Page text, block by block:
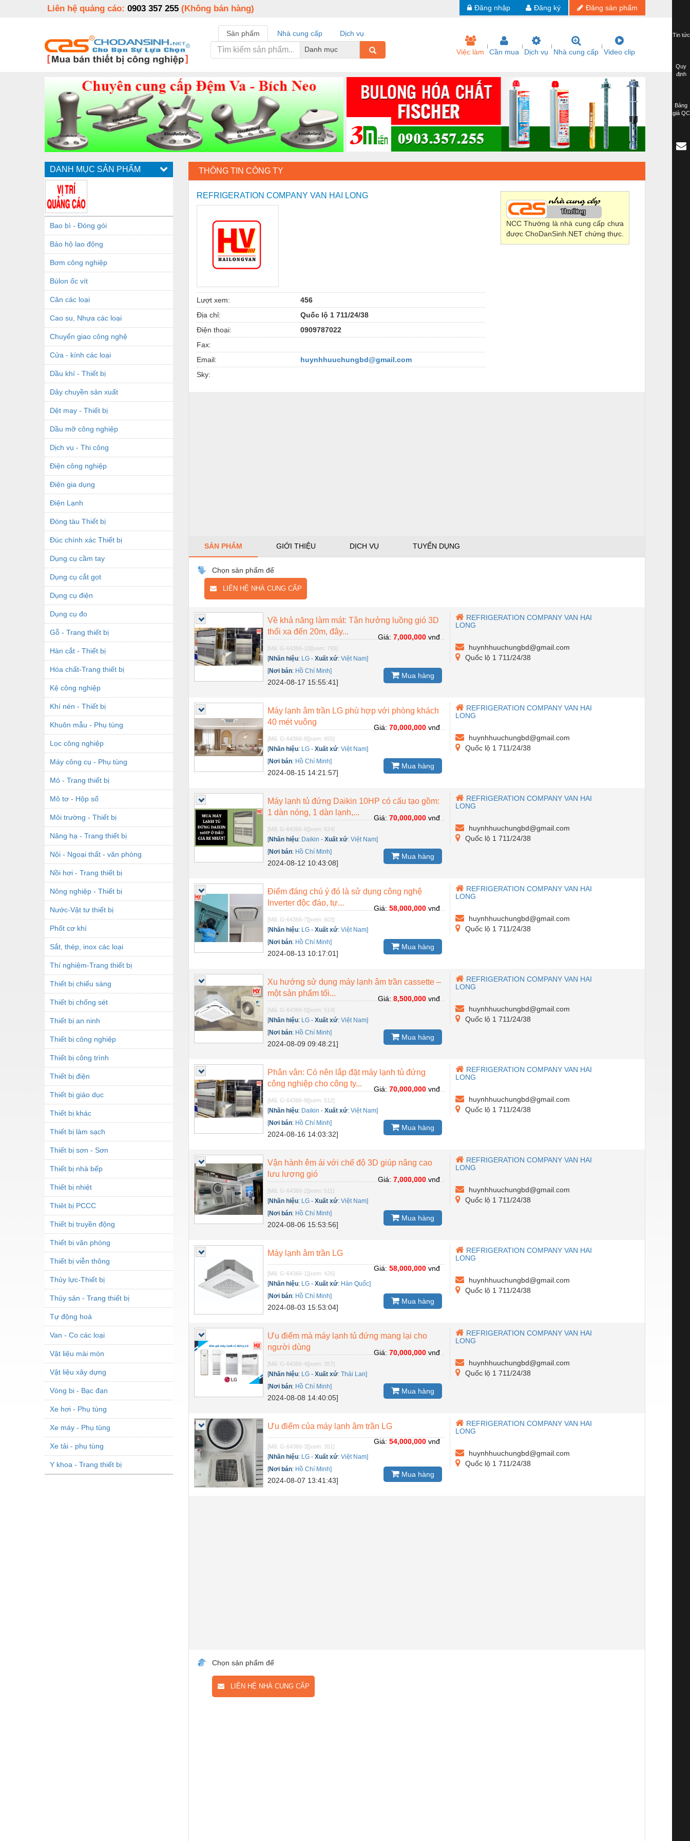
Liên hệ quảng cáo: 0903 357 255 (Không bán hàng) Đăng sản phẩm
Đăng ký
Đăng nhập
Sản phẩm Nhà cung cấp
Dịch vụ
Danh mục
Việc làm Cần mua Dịch vụ Nhà cung cấp Video clip
DANH MỤC SẢN PHẨM
Bao bì - Đóng gói
Bảo hộ lao động
Bơm công nghiệp
Bùlon ốc vít
Cân các loại
Cao su, Nhựa các loại
Chuyển giao công nghệ
Cửa - kính các loại
Dầu khí - Thiết bị
Dây chuyền sản xuất
Dệt may - Thiết bị
Dầu mỡ công nghiệp
Dịch vụ - Thi công
Điện công nghiệp
Điện gia dụng
Điện Lạnh
Đóng tàu Thiết bị
Đúc chính xác Thiết bị
Dụng cụ cầm tay
Dụng cụ cắt gọt
Dụng cụ điện
Dụng cụ đo
Gỗ - Trang thiết bị
Hàn cắt - Thiết bị
Hóa chất-Trang thiết bị
Kệ công nghiệp
Khí nén - Thiết bị
Khuôn mẫu - Phụ tùng
Lọc công nghiệp
Máy công cụ - Phụ tùng
Mỏ - Trang thiết bị
Mô tơ - Hộp số
Môi trường - Thiết bị
Nâng hạ - Trang thiết bị
Nội - Ngoại thất - văn phòng
Nồi hơi - Trang thiết bị
Nông nghiệp - Thiết bị
Nước-Vật tư thiết bị
Phốt cơ khí
Sắt, thép, inox các loại
Thí nghiệm-Trang thiết bị
Thiết bị chiếu sáng
Thiết bị chống sét
Thiết bị an ninh
Thiết bị công nghiệp
Thiết bị công trình
Thiết bị điện
Thiết bị giáo dục
Thiết bị khác
Thiết bị làm sạch
Thiết bị sơn - Sơn
Thiết bị nhà bếp
Thiết bị nhiệt
Thiêt bị PCCC
Thiết bị truyền động
Thiết bị văn phòng
Thiết bị viễn thông
Thủy lực-Thiết bị
Thủy sản - Trang thiết bị
Tự động hoá
Van - Co các loại
Vật liệu mài mòn
Vật liệu xây dựng
Vòng bi - Bạc đạn
Xe hơi - Phụ tùng
Xe máy - Phụ tùng
Xe tải - phụ tùng
Y khoa - Trang thiết bị
THÔNG TIN CÔNG TY
REFRIGERATION COMPANY VAN HAI LONG
Lượt xem:
456
Địa chỉ:
Quốc lộ 1 711/24/38
Điện thoại:
0909787022
Fax:
Email:
huynhhuuchungbd@gmail.com
Sky:
NCC Thường là nhà cung cấp chưa
được ChoDanSinh.NET chứng thực.
SẢN PHẨM GIỚI THIỆU DỊCH VỤ TUYỂN DỤNG
Chọn sản phẩm để
LIÊN HỆ NHÀ CUNG CẤP
Về khả năng làm mát: Tận hưởng luồng gió 3D
thổi xa đến 20m, đây...
[Mã: G-64366-10][xem: 795]
[Nhãn hiệu: LG -Xuất xứ:Việt Nam]
[Nơi bán: Hồ Chí Minh]
2024-08-17 15:55:41]
Giá: 7,000,000vnđ
Mua hàng
REFRIGERATION COMPANY VAN HAI
LONG
huynhhuuchungbd@gmail.com
Quốc lộ 1 711/24/38
Máy lạnh âm trần LG phù hợp với phòng khách
40 mét vuông
[Mã: G-64366-8][xem: 655]
[Nhãn hiệu: LG -Xuất xứ:Việt Nam]
[Nơi bán: Hồ Chí Minh]
2024-08-15 14:21:57]
Giá: 70,000,000vnđ
Mua hàng
REFRIGERATION COMPANY VAN HAI
LONG
huynhhuuchungbd@gmail.com
Quốc lộ 1 711/24/38
Máy lạnh tủ đứng Daikin 10HP có cấu tạo gồm:
1 dàn nóng, 1 dàn lạnh,...
[Mã: G-64366-6][xem: 624]
[Nhãn hiệu: Daikin -Xuất xứ:Việt Nam]
[Nơi bán: Hồ Chí Minh]
2024-08-12 10:43:08]
Giá: 70,000,000vnđ
Mua hàng
REFRIGERATION COMPANY VAN HAI
LONG
huynhhuuchungbd@gmail.com
Quốc lộ 1 711/24/38
Điểm đáng chú ý đó là sử dụng công nghệ
Inverter độc đáo, tự...
[Mã: G-64366-7][xem: 603]
[Nhãn hiệu: LG -Xuất xứ:Việt Nam]
[Nơi bán: Hồ Chí Minh]
2024-08-13 10:17:01]
Giá: 58,000,000vnđ
Mua hàng
REFRIGERATION COMPANY VAN HAI
LONG
huynhhuuchungbd@gmail.com
Quốc lộ 1 711/24/38
Xu hướng sử dụng máy lạnh âm trần cassette –
một sản phẩm tối...
[Mã: G-64366-5][xem: 514]
[Nhãn hiệu: LG -Xuất xứ:Việt Nam]
[Nơi bán: Hồ Chí Minh]
2024-08-09 09:48:21]
Giá: 8,500,000vnđ
Mua hàng
REFRIGERATION COMPANY VAN HAI
LONG
huynhhuuchungbd@gmail.com
Quốc lộ 1 711/24/38
Phân vân: Có nên lắp đặt máy lạnh tủ đứng
công nghiệp cho công ty...
[Mã: G-64366-9][xem: 512]
[Nhãn hiệu: Daikin -Xuất xứ:Việt Nam]
[Nơi bán: Hồ Chí Minh]
2024-08-16 14:03:32]
Giá: 70,000,000vnđ
Mua hàng
REFRIGERATION COMPANY VAN HAI
LONG
huynhhuuchungbd@gmail.com
Quốc lộ 1 711/24/38
Vận hành êm ái với chế độ 3D giúp nâng cao
lưu lượng gió
[Mã: G-64366-2][xem: 511]
[Nhãn hiệu: LG -Xuất xứ:Việt Nam]
[Nơi bán: Hồ Chí Minh]
2024-08-06 15:53:56]
Giá: 7,000,000vnđ
Mua hàng
REFRIGERATION COMPANY VAN HAI
LONG
huynhhuuchungbd@gmail.com
Quốc lộ 1 711/24/38
Máy lạnh âm trần LG
[Mã: G-64366-1][xem: 426]
[Nhãn hiệu: LG -Xuất xứ: Hàn Quốc]
[Nơi bán: Hồ Chí Minh]
2024-08-03 15:53:04]
Giá: 58,000,000vnđ
Mua hàng
REFRIGERATION COMPANY VAN HAI
LONG
huynhhuuchungbd@gmail.com
Quốc lộ 1 711/24/38
Ưu điểm mà máy lạnh tủ đứng mang lại cho
người dùng
[Mã: G-64366-4][xem: 357]
[Nhãn hiệu: LG -Xuất xứ:Thái Lan]
[Nơi bán: Hồ Chí Minh]
2024-08-08 14:40:05]
Giá: 70,000,000vnđ
Mua hàng
REFRIGERATION COMPANY VAN HAI
LONG
huynhhuuchungbd@gmail.com
Quốc lộ 1 711/24/38
Ưu điểm của máy lạnh âm trần LG
[Mã: G-64366-3][xem: 351]
[Nhãn hiệu: LG -Xuất xứ:Việt Nam]
[Nơi bán: Hồ Chí Minh]
2024-08-07 13:41:43]
Giá: 54,000,000vnđ
Mua hàng
REFRIGERATION COMPANY VAN HAI
LONG
huynhhuuchungbd@gmail.com
Quốc lộ 1 711/24/38
Chọn sản phẩm để
LIÊN HỆ NHÀ CUNG CẤP
Tin tức
Quy
định
Bảng
giá QC